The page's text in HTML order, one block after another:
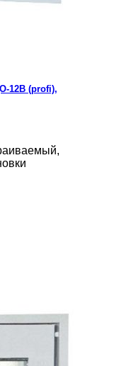
12В (profi),